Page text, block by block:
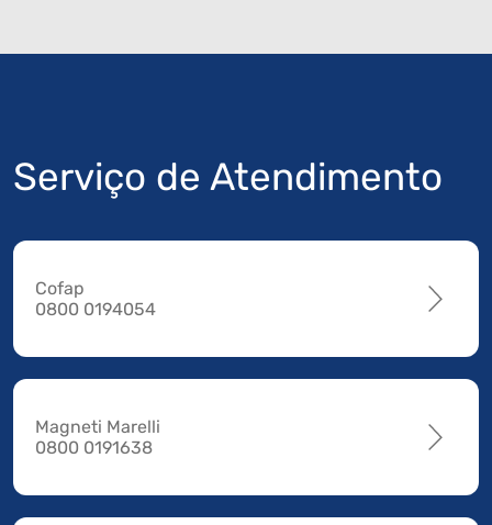
Serviço de Atendimento
Cofap
0800 0194054
Magneti Marelli
0800 0191638